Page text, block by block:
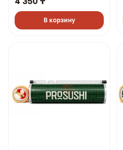
В корзину